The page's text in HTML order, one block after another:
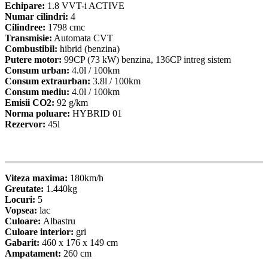
Echipare: 1.8 VVT-i ACTIVE
Numar cilindri: 4
Cilindree: 1798 cmc
Transmisie: Automata CVT
Combustibil: hibrid (benzina)
Putere motor: 99CP (73 kW) benzina, 136CP intreg sistem
Consum urban: 4.0l / 100km
Consum extraurban: 3.8l / 100km
Consum mediu: 4.0l / 100km
Emisii CO2: 92 g/km
Norma poluare: HYBRID 01
Rezervor: 45l
Viteza maxima: 180km/h
Greutate: 1.440kg
Locuri: 5
Vopsea: lac
Culoare: Albastru
Culoare interior: gri
Gabarit: 460 x 176 x 149 cm
Ampatament: 260 cm